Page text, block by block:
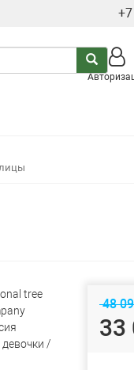
tree
/
48
33